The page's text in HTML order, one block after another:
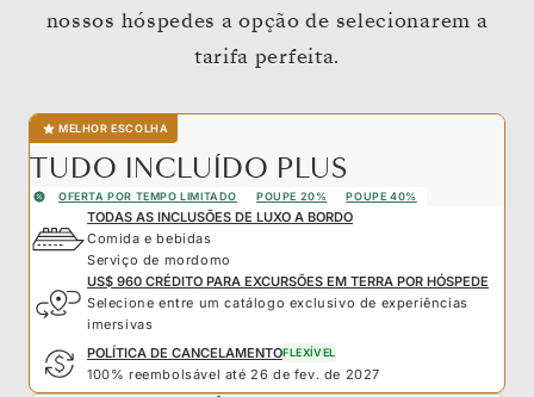
nossos hóspedes a opção de selecionarem a
tarifa perfeita.
MELHOR ESCOLHA
TUDO INCLUÍDO PLUS
OFERTA POR TEMPO LIMITADO POUPE 20% POUPE 40%
TODAS AS INCLUSÕES DE LUXO A BORDO
Comida e bebidas
Serviço de mordomo
US$ 960 CRÉDITO PARA EXCURSÕES EM TERRA POR HÓSPEDE
Selecione entre um catálogo exclusivo de experiências
imersivas
POLÍTICA DE CANCELAMENTOFLEXÍVEL
100% reembolsável até 26 de fev. de 2027